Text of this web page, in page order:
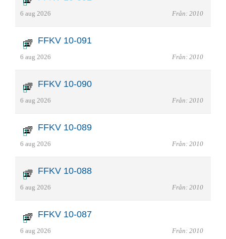
6 aug 2026 Från: 2010
FFKV 10-091
6 aug 2026 Från: 2010
FFKV 10-090
6 aug 2026 Från: 2010
FFKV 10-089
6 aug 2026 Från: 2010
FFKV 10-088
6 aug 2026 Från: 2010
FFKV 10-087
6 aug 2026 Från: 2010